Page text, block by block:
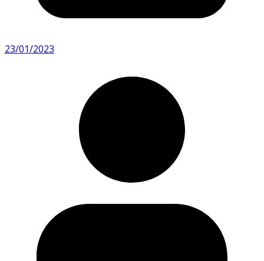
23/01/2023